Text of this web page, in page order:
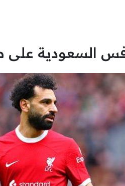
السعودية